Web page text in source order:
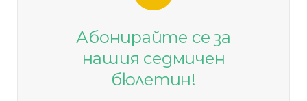
Абонирайте се за
нашия седмичен
бюлетин!